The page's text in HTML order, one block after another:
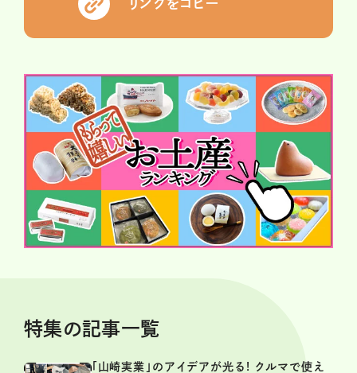
リンクをコピー
特集の記事一覧
「山崎実業」のアイデアが光る! クルマで使え